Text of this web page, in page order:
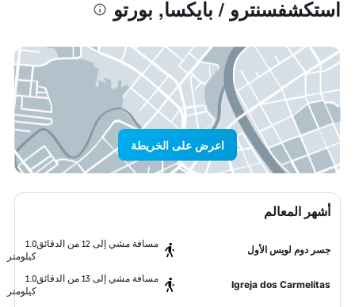
استكشفسنترو / بايكسا, بورتو
اعرض على الخريطة
أشهر المعالم
جسر دوم لويس الأول
مسافة مشي إلى 12 من الدقائق
1.0
كيلومتر
Igreja dos Carmelitas
مسافة مشي إلى 13 من الدقائق
1.0
كيلومتر